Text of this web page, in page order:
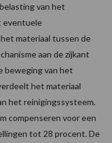
van het
eventuele
materiaal tussen de
aan de zijkant
beweging van het
het materiaal
het reinigingssysteem.
compenseren voor een
tot 28 procent. De